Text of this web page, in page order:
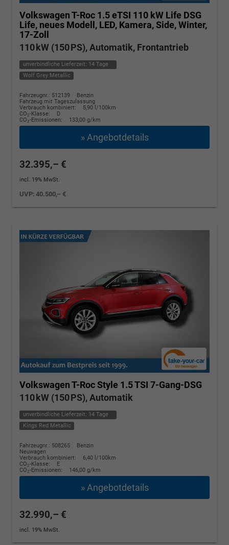
Volkswagen T-Roc 1.5 eTSI 110 kW Life DSG
Life, neues Modell, LED, Kamera, Side, Winter,
17-Zoll
110 kW (150 PS), Automatik, Frontantrieb
unverbindliche Lieferzeit: 14 Tage
Wolf Grey Metallic
Fahrzeugnr.: 512139
Benzin
Fahrzeug mit Tageszulassung
Verbrauch kombiniert:
5,90 l/100km
CO2-Klasse:
D
CO2-Emissionen: 133,00 g/km
» Angebotdetails
32.395,– €
incl. 19% MwSt.
UVP:40.500,– €
Volkswagen T-RocStyle 1.5 TSI 7-Gang-DSG
110 kW (150 PS), Automatik
unverbindliche Lieferzeit: 14 Tage
Kings Red Metallic
Fahrzeugnr.: 508265
Benzin
Neuwagen
Verbrauch kombiniert:
6,40 l/100km
CO2-Klasse:
E
CO2-Emissionen: 146,00 g/km
» Angebotdetails
32.990,– €
incl. 19% MwSt.